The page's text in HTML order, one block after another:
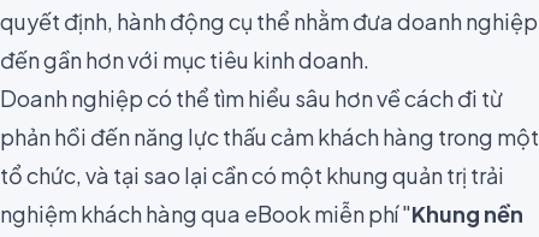
quyết định, hành động cụ thể nhằm đưa doanh nghiệp
đến gần hơn với mục tiêu kinh doanh.
Doanh nghiệp có thể tìm hiểu sâu hơn về cách đi từ
phản hồi đến năng lực thấu cảm khách hàng trong một
tổ chức, và tại sao lại cần có một khung quản trị trải
nghiệm khách hàng qua eBook miễn phí "Khung nền